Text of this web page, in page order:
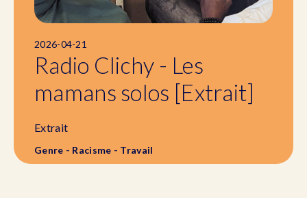
2026-04-21
Radio Clichy - Les
mamans solos [Extrait]
Extrait
Genre - Racisme - Travail